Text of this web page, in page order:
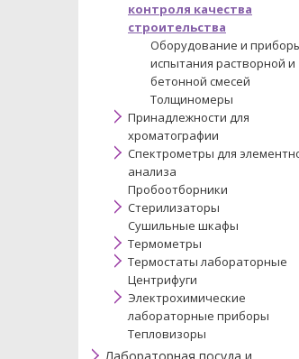
контроля качества
строительства
Оборудование и
испытания растворной и
бетонной смесей
Толщиномеры
Принадлежности для
хроматографии
Спектрометры для
анализа
Пробоотборники
Стерилизаторы
Сушильные шкафы
Термометры
Термостаты лабораторные
Центрифуги
Электрохимические
лабораторные приборы
Тепловизоры